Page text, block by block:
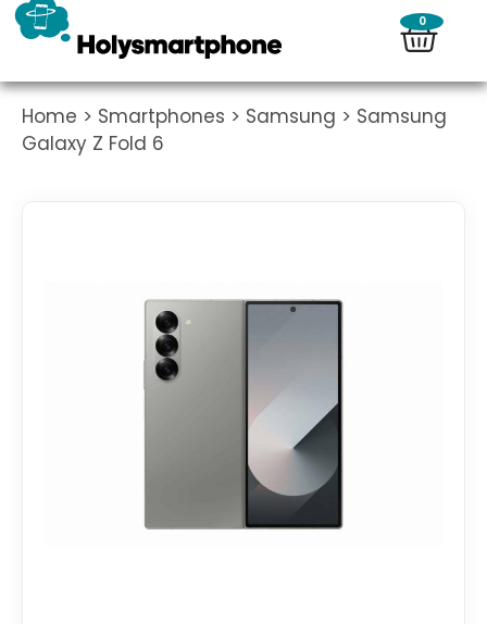
0
Home > Smartphones > Samsung > Samsung
Galaxy Z Fold 6